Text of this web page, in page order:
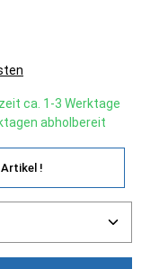
ca. 1-3 Werktage
abholbereit
!
Wert ein